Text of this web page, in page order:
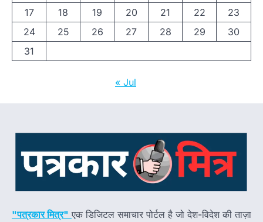
17
18 19 20 21 22
23
24
25 26 27 28 29
30
31
« Jul
"पत्रकार मित्र" एक डिजिटल समाचार पोर्टल है जो देश-विदेश की ताज़ा